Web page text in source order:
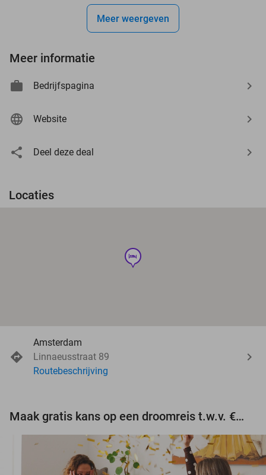
Meer weergeven
Meer informatie
Bedrijfspagina
Website
Deel deze deal
Locaties
hotel
Amsterdam
Linnaeusstraat 89
Routebeschrijving
Maak gratis kans op een droomreis t.w.v. €3.000!